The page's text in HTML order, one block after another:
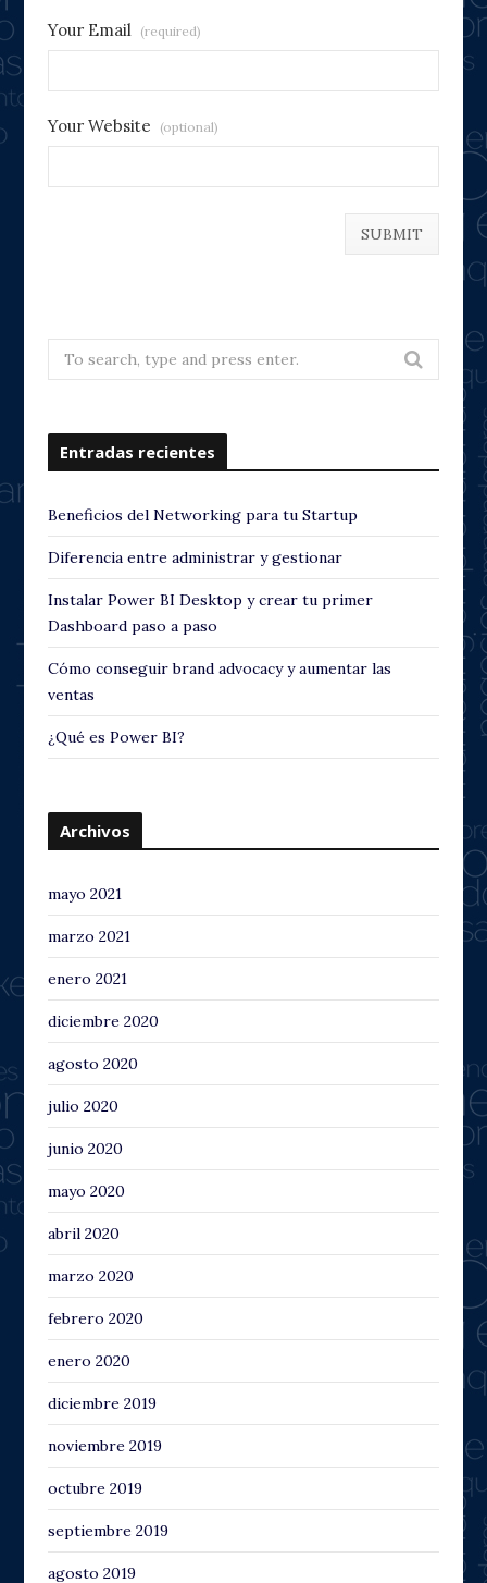
Your Email (required)
Your Website (optional)
Search
for:
Entradas recientes
Beneficios del Networking para tu Startup
Diferencia entre administrar y gestionar
Instalar Power BI Desktop y crear tu primer
Dashboard paso a paso
Cómo conseguir brand advocacy y aumentar las
ventas
¿Qué es Power BI?
Archivos
mayo 2021
marzo 2021
enero 2021
diciembre 2020
agosto 2020
julio 2020
junio 2020
mayo 2020
abril 2020
marzo 2020
febrero 2020
enero 2020
diciembre 2019
noviembre 2019
octubre 2019
septiembre 2019
agosto 2019